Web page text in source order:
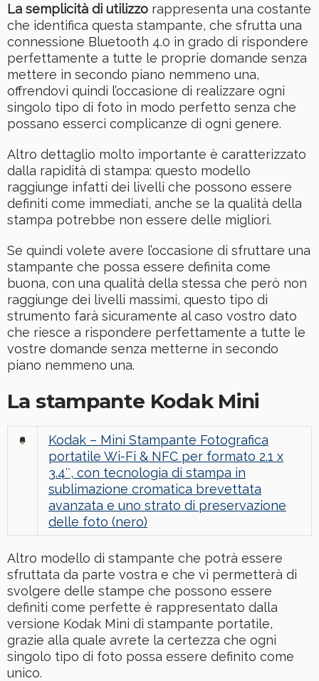
La semplicità di utilizzo rappresenta una costante
che identifica questa stampante, che sfrutta una
connessione Bluetooth 4.0 in grado di rispondere
perfettamente a tutte le proprie domande senza
mettere in secondo piano nemmeno una,
offrendovi quindi l’occasione di realizzare ogni
singolo tipo di foto in modo perfetto senza che
possano esserci complicanze di ogni genere.
Altro dettaglio molto importante è caratterizzato
dalla rapidità di stampa: questo modello
raggiunge infatti dei livelli che possono essere
definiti come immediati, anche se la qualità della
stampa potrebbe non essere delle migliori.
Se quindi volete avere l’occasione di sfruttare una
stampante che possa essere definita come
buona, con una qualità della stessa che però non
raggiunge dei livelli massimi, questo tipo di
strumento farà sicuramente al caso vostro dato
che riesce a rispondere perfettamente a tutte le
vostre domande senza metterne in secondo
piano nemmeno una.
La stampante Kodak Mini
Kodak – Mini Stampante Fotografica
portatile Wi-Fi & NFC per formato 2.1 x
3.4″, con tecnologia di stampa in
sublimazione cromatica brevettata
avanzata e uno strato di preservazione
delle foto (nero)
Altro modello di stampante che potrà essere
sfruttata da parte vostra e che vi permetterà di
svolgere delle stampe che possono essere
definiti come perfette è rappresentato dalla
versione Kodak Mini di stampante portatile,
grazie alla quale avrete la certezza che ogni
singolo tipo di foto possa essere definito come
unico.